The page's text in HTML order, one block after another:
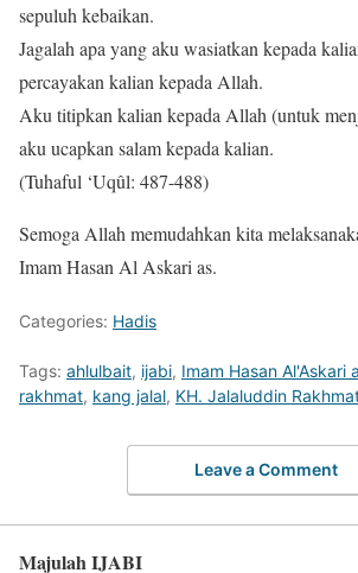
sepuluh kebaikan.
Jagalah apa yang aku wasiatkan kepada
percayakan kalian kepada Allah.
Aku titipkan kalian kepada Allah (untuk
aku ucapkan salam kepada kalian.
(Tuhaful ‘Uqûl: 487-488)
Semoga Allah memudahkan kita
Imam Hasan Al Askari as.
Categories: Hadis
Tags: ahlulbait, ijabi, Imam Hasan Al'Askari
rakhmat, kang jalal, KH. Jalaluddin
Leave a Comment
Majulah IJABI